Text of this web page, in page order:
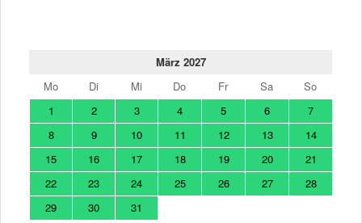
März 2027
Mo
Di Mi Do Fr Sa
So
1
2 3 4 5 6
7
8
9 10 11 12 13
14
15
16 17 18 19 20
21
22
23 24 25 26 27
28
29
30 31